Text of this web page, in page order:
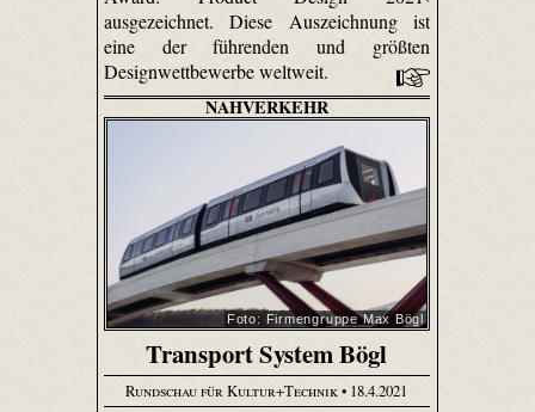
ausgezeichnet. Diese Auszeichnung ist
eine der führenden und größten
Designwettbewerbe weltweit.
NAHVERKEHR
Foto: Firmengruppe Max Bögl
Transport System Bögl
Rundschau für Kultur+Technik• 18.4.2021